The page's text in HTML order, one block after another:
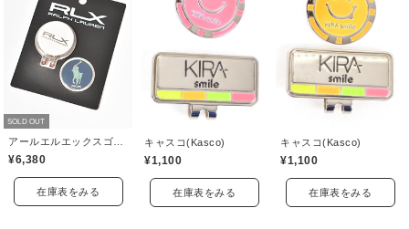
SOLD OUT
¥6,380
在庫表をみる
キャスコ(Kasco)
¥1,100
在庫表をみる
キャスコ(Kasco)
¥1,100
在庫表をみる